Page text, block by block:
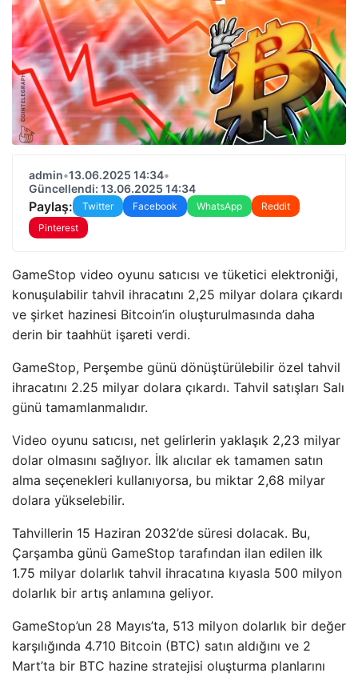
admin•13.06.2025 14:34•
Güncellendi: 13.06.2025 14:34
Paylaş: Twitter Facebook WhatsApp
Reddit
Pinterest
GameStop video oyunu satıcısı ve tüketici elektroniği,
konuşulabilir tahvil ihracatını 2,25 milyar dolara çıkardı
ve şirket hazinesi Bitcoin’in oluşturulmasında daha
derin bir taahhüt işareti verdi.
GameStop, Perşembe günü dönüştürülebilir özel tahvil
ihracatını 2.25 milyar dolara çıkardı. Tahvil satışları Salı
günü tamamlanmalıdır.
Video oyunu satıcısı, net gelirlerin yaklaşık 2,23 milyar
dolar olmasını sağlıyor. İlk alıcılar ek tamamen satın
alma seçenekleri kullanıyorsa, bu miktar 2,68 milyar
dolara yükselebilir.
Tahvillerin 15 Haziran 2032’de süresi dolacak. Bu,
Çarşamba günü GameStop tarafından ilan edilen ilk
1.75 milyar dolarlık tahvil ihracatına kıyasla 500 milyon
dolarlık bir artış anlamına geliyor.
GameStop’un 28 Mayıs’ta, 513 milyon dolarlık bir değer
karşılığında 4.710 Bitcoin (BTC) satın aldığını ve 2
Mart’ta bir BTC hazine stratejisi oluşturma planlarını